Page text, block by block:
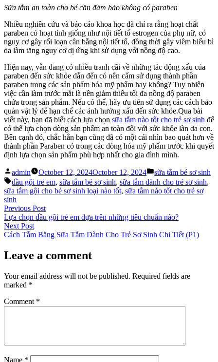
Sữa tắm an toàn cho bé cần đảm bảo không có paraben
Nhiều nghiên cứu và báo cáo khoa học đã chỉ ra rằng hoạt chất
paraben có hoạt tính giống như nội tiết tố estrogen của phụ nữ, có
nguy cơ gây rối loạn cân bằng nội tiết tố, đồng thời gây viêm biểu bì
da làm tăng nguy cơ dị ứng khi sử dụng với nồng độ cao.
Hiện nay, vẫn đang có nhiều tranh cãi về những tác động xấu của
paraben đến sức khỏe dẫn đến có nên cấm sử dụng thành phần
paraben trong các sản phẩm hóa mỹ phẩm hay không? Tuy nhiên
việc cần làm trước mắt là nên giảm thiểu tối đa nồng độ paraben
chứa trong sản phẩm. Nếu có thể, hãy ưu tiên sử dụng các cách bảo
quản vật lý để hạn chế các ảnh hưởng xấu đến sức khỏe.Qua bài
viết này, bạn đã biết cách lựa chọn sữa tắm nào tốt cho trẻ sơ sinh để
có thể lựa chọn dòng sản phẩm an toàn đối với sức khỏe làn da con.
Bên cạnh đó, chắc hẳn bạn cũng đã có một cái nhìn bao quát hơn về
thành phần Paraben có trong các dòng hóa mỹ phẩm trước khi quyết
định lựa chọn sản phẩm phù hợp nhất cho gia đình mình.
Posted
by
admin October 12, 2024October 12, 2024
Posted
in
sữa tắm bé sơ sinh
Tags:
dầu gội trẻ em, sữa tắm bé sơ sinh, sữa tắm dành cho trẻ sơ sinh,
sữa tắm gội cho bé sơ sinh loại nào tốt, sữa tắm nào tốt cho trẻ sơ
sinh
Post
navigation
Previous PostPrevious
post:
Lựa chọn dầu gội trẻ em dựa trên những tiêu chuẩn nào?
Next PostNext
post:
Cách Tắm Bằng Sữa Tắm Dành Cho Trẻ Sơ Sinh Chi Tiết (P1)
Leave a comment
Your email address will not be published. Required fields are
marked *
Comment *
Name *